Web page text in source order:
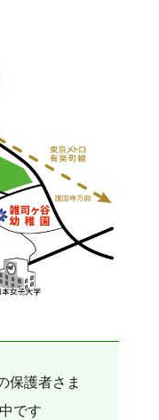
保護者さま
です